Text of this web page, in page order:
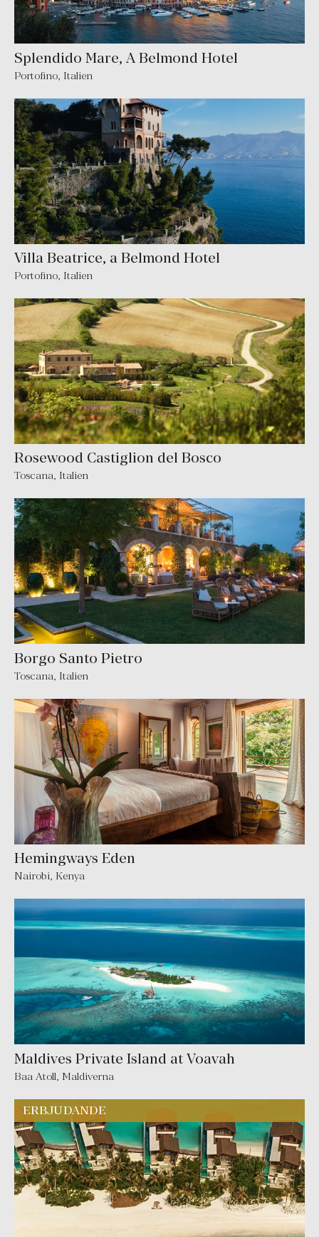
Splendido Mare, A Belmond Hotel
Portofino, Italien
Villa Beatrice, a Belmond Hotel
Portofino, Italien
Rosewood Castiglion del Bosco
Toscana, Italien
Borgo Santo Pietro
Toscana, Italien
Hemingways Eden
Nairobi, Kenya
Maldives Private Island at Voavah
Baa Atoll, Maldiverna